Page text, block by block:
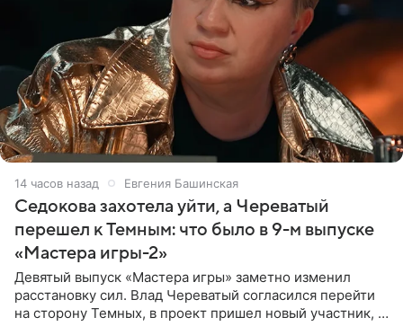
14 часов назад Евгения Башинская
Седокова захотела уйти, а Череватый
перешел к Темным: что было в 9-м выпуске
«Мастера игры-2»
Девятый выпуск «Мастера игры» заметно изменил
расстановку сил. Влад Череватый согласился перейти
на сторону Темных, в проект пришел новый участник, а